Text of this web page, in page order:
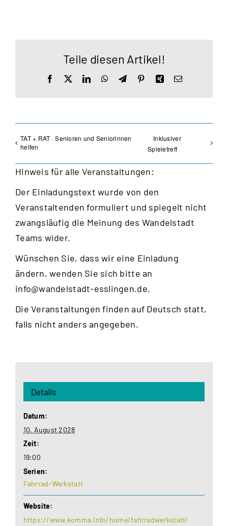
Teile diesen Artikel!
Facebook LinkedInWhatsApp
TelegramPinterestXingE-
TAT + RAT · Senioren und Seniorinnen
helfen
Inklusiver
Spieletreff
Hinweis für alle Veranstaltungen:
Der Einladungstext wurde von den
Veranstaltenden formuliert und spiegelt nicht
zwangsläufig die Meinung des Wandelstadt
Teams wider.
Wünschen Sie, dass wir eine Einladung
ändern, wenden Sie sich bitte an
info@wandelstadt-esslingen.de.
Die Veranstaltungen finden auf Deutsch statt,
falls nicht anders angegeben.
Details
Datum:
10. August 2028
Zeit:
19:00
Serien:
Fahrrad-Werkstatt
Website:
https://www.komma.info/home/fahrradwerkstatt/